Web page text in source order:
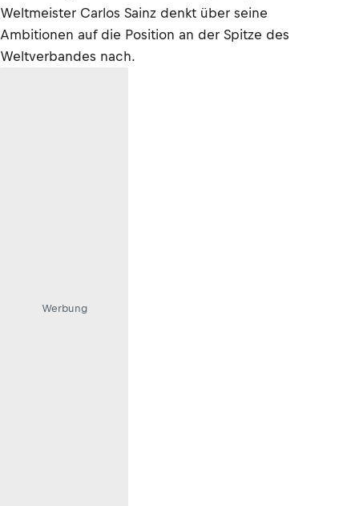
Weltmeister Carlos Sainz denkt über seine
Ambitionen auf die Position an der Spitze des
Weltverbandes nach.
Werbung